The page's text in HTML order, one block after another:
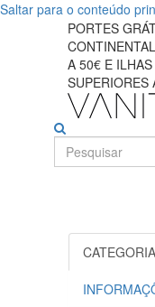
Saltar para o conteúdo
Melhores
soluções
cabelos
brilhantes
saudáveis
PORTES
A 50€ E
SUPERIORES